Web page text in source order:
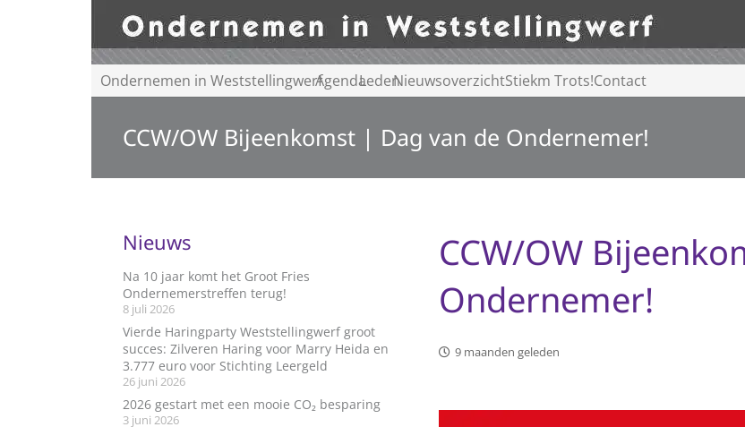
Ondernemen in WeststellingwerfAgendaLedenNieuwsoverzichtStiekm Trots!Contact
CCW/OW Bijeenkomst | Dag van de Ondernemer!
CCW/OW
Ondernemer!
9 maanden geleden
Nieuws
Na 10 jaar komt het Groot Fries
Ondernemerstreffen terug!
8 juli 2026
Vierde Haringparty Weststellingwerf groot
succes: Zilveren Haring voor Marry Heida en
3.777 euro voor Stichting Leergeld
26 juni 2026
2026 gestart met een mooie CO₂ besparing
3 juni 2026